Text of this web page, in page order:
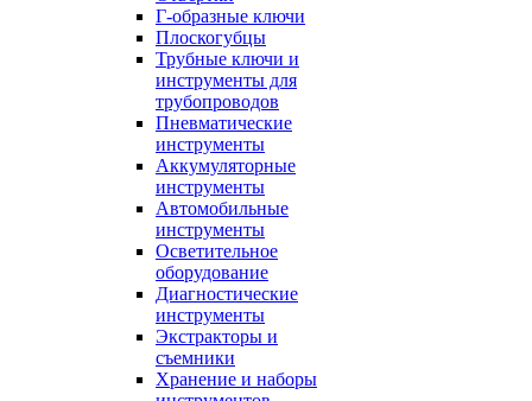
Г-образные ключи
Плоскогубцы
Трубные ключи и
инструменты для
трубопроводов
Пневматические
инструменты
Аккумуляторные
инструменты
Автомобильные
инструменты
Осветительное
оборудование
Диагностические
инструменты
Экстракторы и
съемники
Хранение и наборы